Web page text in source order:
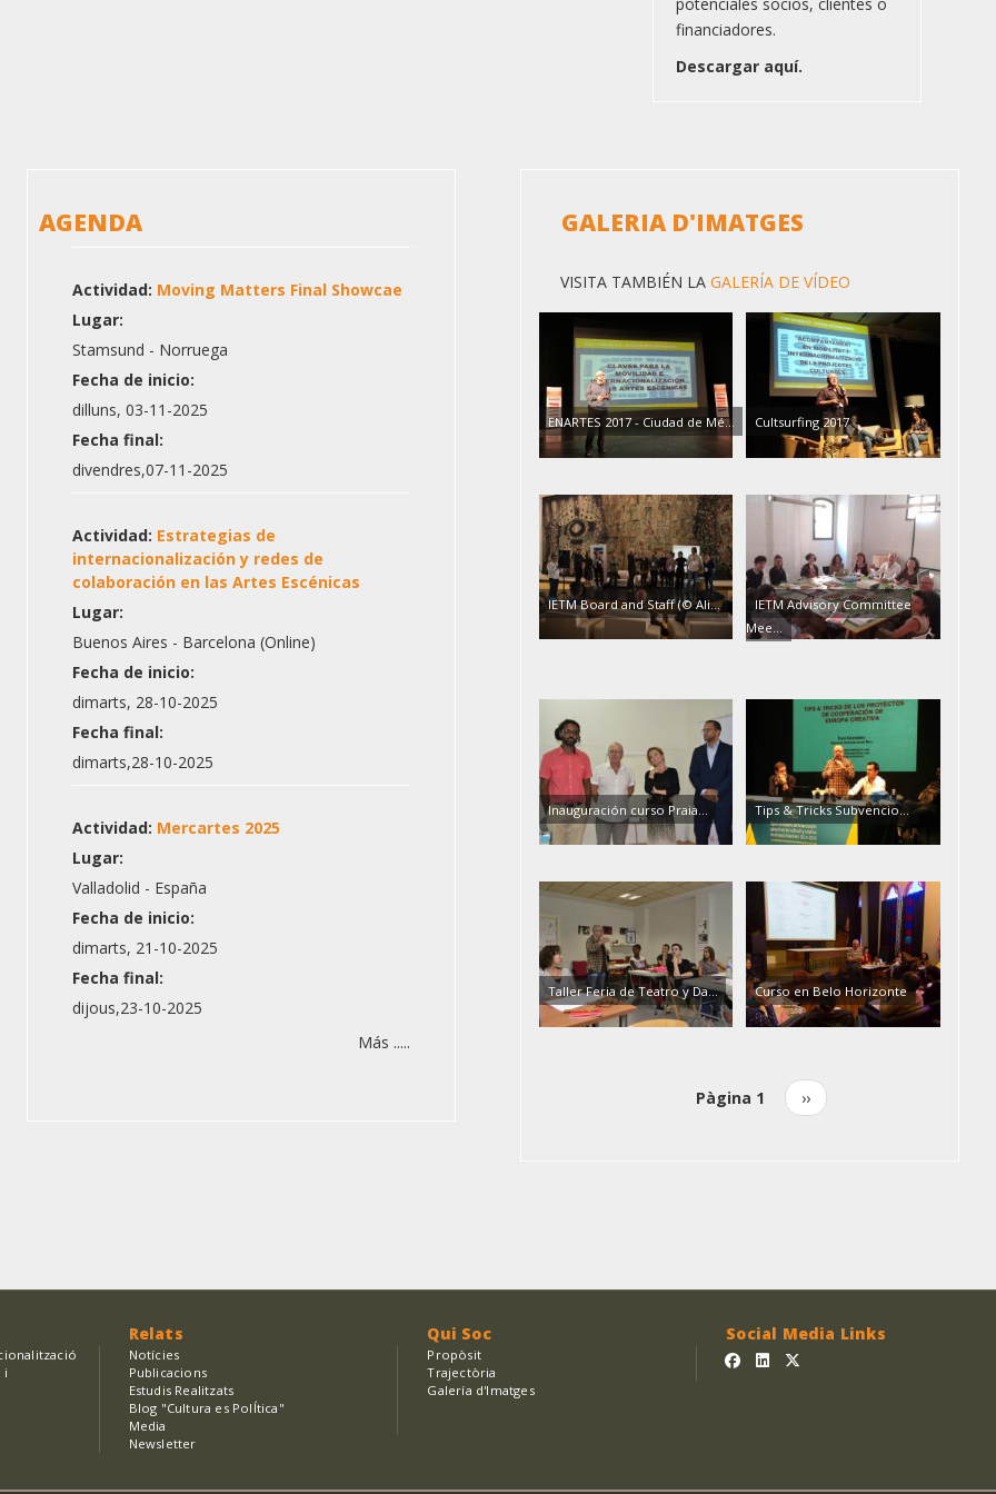
financiadores.
Descargar aquí.
AGENDA
Actividad: Moving Matters Final Showcae
Lugar:
Stamsund - Norruega
Fecha de inicio:
dilluns, 03-11-2025
Fecha final:
divendres,07-11-2025
Actividad: Estrategias de
internacionalización y redes de
colaboración en las Artes Escénicas
Lugar:
Buenos Aires - Barcelona (Online)
Fecha de inicio:
dimarts, 28-10-2025
Fecha final:
dimarts,28-10-2025
Actividad: Mercartes 2025
Lugar:
Valladolid - España
Fecha de inicio:
dimarts, 21-10-2025
Fecha final:
dijous,23-10-2025
Más .....
GALERIA D'IMATGES
VISITA TAMBIÉN LAGALERÍA DE VÍDEO
ENARTES 2017 - Ciudad de Mé… Cultsurfing 2017
IETM Board and Staff (© Ali…
IETM Advisory Committee
Mee…
Inauguración curso Praia… Tips & Tricks Subvencio…
Taller Feria de Teatro y Da… Curso en Belo Horizonte
Pàgina 1
Pàgina
següent
››
i
Relats
Notícies
Publicacions
Estudis Realitzats
Blog "Cultura es PolÍtica"
Media
Newsletter
Qui Soc
Propòsit
Trajectòria
Galería d'Imatges
Social Media Links